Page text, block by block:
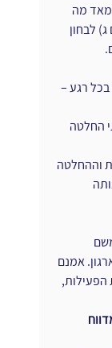
מאד מה
לבחון
בכל רגע –
החלטה
וההחלטה
אמנם